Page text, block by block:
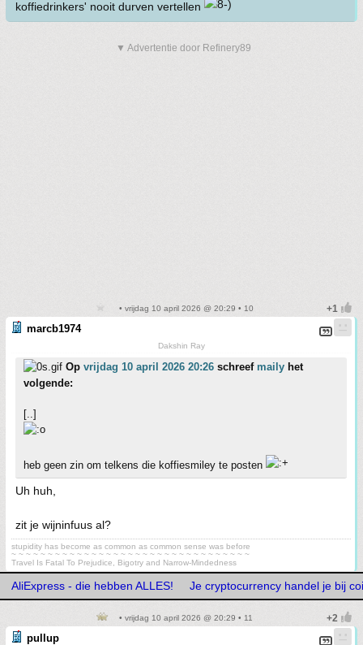
koffiedrinkers' nooit durven vertellen
▼ Advertentie door Refinery89
• vrijdag 10 april 2026 @ 20:29 • 10
marcb1974
Dakshin Ray
Op vrijdag 10 april 2026 20:26 schreef maily het
volgende:
[..]
heb geen zin om telkens die koffiesmiley te posten
Uh huh,
zit je wijninfuus al?
stupidity has become as common as common sense was before
~ ~ ~ ~ ~ ~ ~ ~ ~ ~ ~ ~ ~ ~ ~ ~ ~ ~ ~ ~ ~ ~ ~ ~ ~ ~ ~ ~ ~ ~ ~ ~ ~
Travel Is Fatal To Prejudice, Bigotry and Narrow-Mindedness
AliExpress - die hebben ALLES! Je cryptocurrency handel je bij
• vrijdag 10 april 2026 @ 20:29 • 11
pullup